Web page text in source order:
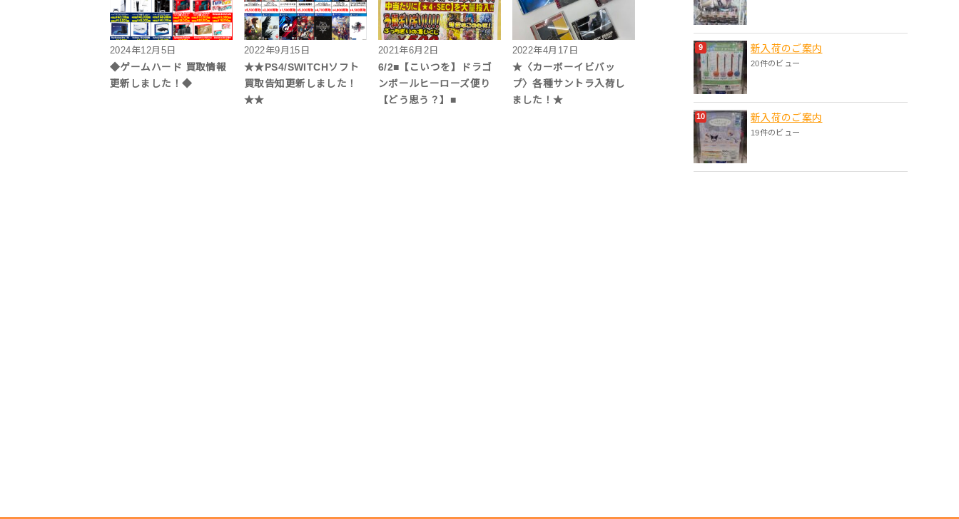
2024年12月5日
◆ゲームハード 買取情報
更新しました！◆
2022年9月15日
★★PS4/SWITCHソフト
買取告知更新しました！
★★
2021年6月2日
6/2■【こいつを】ドラゴ
ンボールヒーローズ便り
【どう思う？】■
2022年4月17日
★〈カーボーイビバッ
プ〉各種サントラ入荷し
ました！★
新入荷のご案内
20件のビュー
新入荷のご案内
19件のビュー